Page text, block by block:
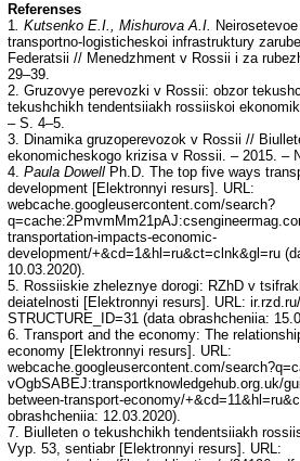
Referenses
1. Kutsenko E.I., Mishurova A.I.
transportno-logisticheskoi infrastruktury
Federatsii // Menedzhment v Rossii i za
29–39.
2. Gruzovye perevozki v Rossii: obzor
tekushchikh tendentsiiakh rossiiskoi
– S. 4–5.
3. Dinamika gruzoperevozok v Rossii //
ekonomicheskogo krizisa v Rossii. – 2015. –
4. Paula Dowell Ph.D. The top five ways
development [Elektronnyi resurs]. URL:
webcache.googleusercontent.com/search?
transportation-impacts-economic-
development/+&cd=1&hl=ru&ct=clnk&gl=ru
10.03.2020).
5. Rossiiskie zheleznye dorogi: RZhD v
deiatelnosti [Elektronnyi resurs]. URL:
STRUCTURE_ID=31 (data obrashcheniia:
6. Transport and the economy: The
economy [Elektronnyi resurs]. URL:
webcache.googleusercontent.com/
vOgbSABEJ:transportknowledgehub.org.uk/
between-transport-economy/
obrashcheniia: 12.03.2020).
7. Biulleten o tekushchikh tendentsiiakh
Vyp. 53, sentiabr [Elektronnyi resurs]. URL: